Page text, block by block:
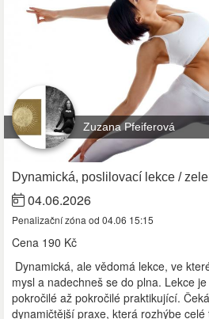
Zuzana Pfeiferová
Dynamická, poslilovací lekce /
04.06.2026
Penalizační zóna od 04.06 15:15
Cena 190 Kč
Dynamická, ale vědomá lekce, ve
mysl a nadechneš se do plna. Lekce
pokročilé až pokročilé praktikující.
dynamičtější praxe, která rozhýbe